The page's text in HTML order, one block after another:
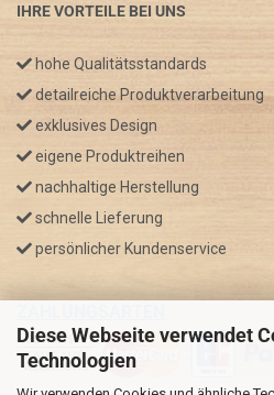
Diese Webseite verwendet
Technologien
IHRE VORTEILE BEI UNS
hohe Qualitätsstandards
detailreiche Produktverarbeitung
exklusives Design
eigene Produktreihen
nachhaltige Herstellung
schnelle Lieferung
persönlicher Kundenservice